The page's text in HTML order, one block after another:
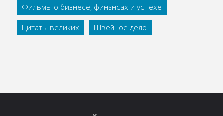
Фильмы о бизнесе, финансах и успехе
Цитаты великих
Швейное дело